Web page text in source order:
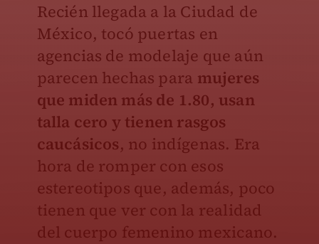
Recién llegada a la Ciudad de
México, tocó puertas en
agencias de modelaje que aún
parecen hechas para mujeres
que miden más de 1.80, usan
talla cero y tienen rasgos
caucásicos, no indígenas. Era
hora de romper con esos
estereotipos que, además, poco
tienen que ver con la realidad
del cuerpo femenino mexicano.